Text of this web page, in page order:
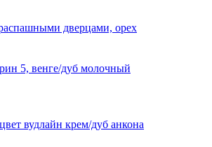
дверцами, орех
5, венге/дуб молочный
вудлайн крем/дуб анкона